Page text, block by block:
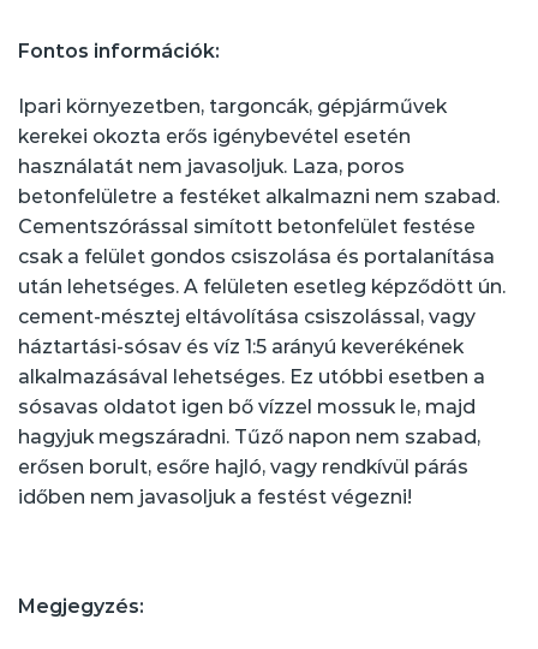
Fontos információk:
Ipari környezetben, targoncák, gépjárművek
kerekei okozta erős igénybevétel esetén
használatát nem javasoljuk. Laza, poros
betonfelületre a festéket alkalmazni nem szabad.
Cementszórással simított betonfelület festése
csak a felület gondos csiszolása és portalanítása
után lehetséges. A felületen esetleg képződött ún.
cement-mésztej eltávolítása csiszolással, vagy
háztartási-sósav és víz 1:5 arányú keverékének
alkalmazásával lehetséges. Ez utóbbi esetben a
sósavas oldatot igen bő vízzel mossuk le, majd
hagyjuk megszáradni. Tűző napon nem szabad,
erősen borult, esőre hajló, vagy rendkívül párás
időben nem javasoljuk a festést végezni!
Megjegyzés: